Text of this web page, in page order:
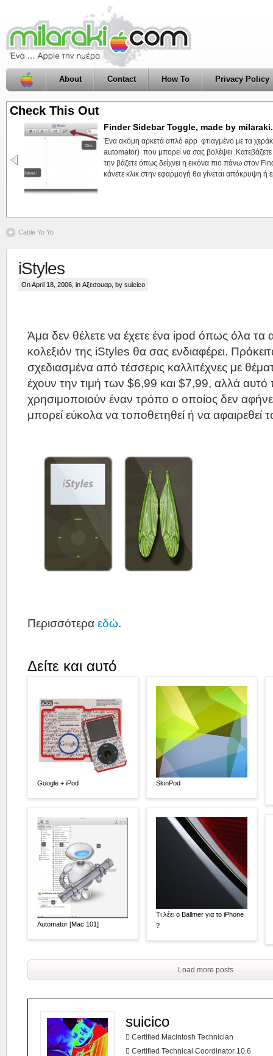
About Contact How To Privacy Policy
Check This Out
Finder Sidebar Toggle, made by
Ένα ακόμη αρκετά απλό app φτιαγμένο με τα
automator) που μπορεί να σας βολέψει
την βάζετε όπως δείχνει η εικόνα πιο πάνω στον
κάνετε κλικ στην εφαρμογή θα γίνεται απόκρυψη ή
Cable Yo Yo
iStyles
On April 18, 2006, in Αξεσουαρ , by suicico
Άμα δεν θέλετε να έχετε ένα ipod όπως όλα τα
κολεξιόν της iStyles θα σας ενδιαφέρει.
σχεδιασμένα από τέσσερις καλλιτέχνες με
έχουν την τιμή των $6,99 και $7,99, αλλά αυτό
χρησιμοποιούν έναν τρόπο ο οποίος δεν
μπορεί εύκολα να τοποθετηθεί ή να αφαιρεθεί
Περισσότερα εδώ.
Δείτε και αυτό
Google + iPod
Automator [Mac 101]
SkinPod
Τι λέει ο Ballmer για το iPhone
?
Load more posts
suicico
 Certified Macintosh Technician
 Certified Technical Coordinator 10.6